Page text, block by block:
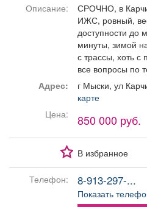
Работа Транспорт
Обучение
Описание:
СРОЧНО, в
ИЖС, ровный,
доступности до
минуты, зимой
с трассы, хоть с
все вопросы по
Адрес:
г Мыски, ул
карте
Цена:
850 000 руб.
В избранное
Телефон: 8-913-297-...
Показать